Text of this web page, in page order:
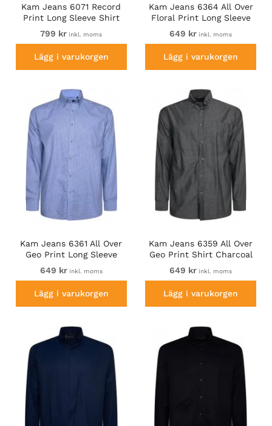
Kam Jeans 6071 Record
Print Long Sleeve Shirt
799 kr inkl. moms
Lägg i varukorgen
Kam Jeans 6364 All Over
Floral Print Long Sleeve
Shirt Navy
649 kr inkl. moms
Lägg i varukorgen
Kam Jeans 6361 All Over
Geo Print Long Sleeve
Shirt Sky Blue
649 krinkl. moms
Lägg i varukorgen
Kam Jeans 6359 All Over
Geo Print Shirt Charcoal
649 kr inkl. moms
Lägg i varukorgen